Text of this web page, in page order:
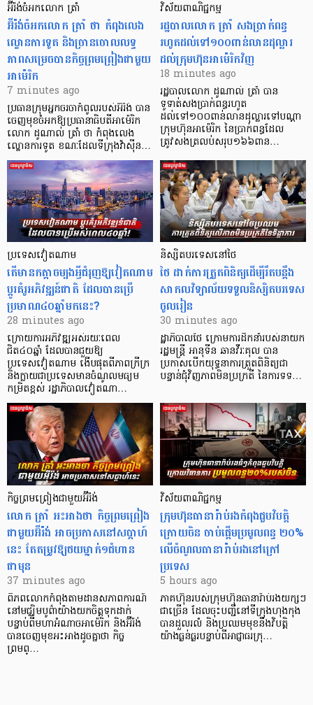
អ៊ីរ៉ង់ចំអកលោក ត្រាំ
អ៊ីរ៉ង់ចំអកលោក ត្រាំ ថា កំពុងលេង
ល្ខោនការទូត និងច្រានចោលលទ្ធ
ភាពសម្រេចបានកិច្ចព្រមព្រៀងជាមួយ
អាម៉េរិក
7 minutes ago
ប្រធានក្រុមអ្នកចរចាកំពូលរបស់អ៊ីរ៉ង់ បាន
ចេញមុខចំអកឱ្យប្រធានាធិបតីអាម៉េរិក
លោក ដូណាល់ ត្រាំ ថា កំពុងលេង
ល្ខោនការទូត ខណៈដែលទីក្រុងវ៉ាស៊ីន…
វិស័យ​ពាណិជ្ជកម្ម
រដ្ឋបាលលោក ត្រាំ សងប្រាក់ពន្ធ
រហូតដល់ទៅ១០០ពាន់លានដុល្លារ
ដល់ក្រុមហ៊ុនអាម៉េរិកវិញ
18 minutes ago
រដ្ឋបាលលោក ដូណាល់ ត្រាំ បាន​
ទូទាត់សងប្រាក់ពន្ធរហូត
ដល់ទៅ១០០ពាន់លានដុល្លារទៅបណ្ដា
ក្រុមហ៊ុនអាម៉េរិក នៃប្រាក់ពន្ធដែល
ត្រូវសងត្រលប់សរុប១៦៦ពាន…
ប្រទេសវៀតណាម
តើមានកត្តាចម្បងអ្វីជំរុញឱ្យវៀតណាម
ប្តូរគំរូអភិវឌ្ឍន៍ជាតិ ដែលបានប្រើ
ប្រមាណ៤០ឆ្នាំមកនេះ?
28 minutes ago
ក្រោយការអភិវឌ្ឍអស់រយៈពេល
ជិត៤០ឆ្នាំ ដែលបានជួយឱ្យ​
ប្រទេសវៀតណាម ងើប​ផុតពីភាពក្រីក្រ
និងក្លាយជាប្រទេសមានចំណូលមធ្យម
កម្រិតខ្ពស់ រដ្ឋាភិបាលវៀតណា…
និស្សិតបរទេសនៅថៃ
ថៃ ដាក់ការត្រួតពិនិត្យ​ដើម្បីរឹតបន្ដឹង
សាកលវិទ្យាល័យទទួលនិស្សិតបរទេស
ចូលរៀន
30 minutes ago
ដ្ឋាភិបាលថៃ ក្រោមការដឹកនាំរបស់នាយក
រដ្ឋមន្ត្រី អានុទីន ឆានវីរៈគុល បាន
ប្រកាសបើកយុទ្ធនាការត្រួតពិនិត្យជា
បន្ទាន់ជុំវិញភាពមិនប្រក្រតី នៃការទទ…
កិច្ចព្រមព្រៀងជាមួយអ៊ីរ៉ង់
លោក ត្រាំ អះអាងថា កិច្ចព្រមព្រៀង
ជាមួយអ៊ីរ៉ង់ អាចប្រកាសនៅសប្តាហ៍
នេះ តែតម្រូវឱ្យថយម្នាក់១ជំហាន
ជាមុន
37 minutes ago
ពិភពលោកកំពុងតាមដានសភាពការណ៍
នៅមជ្ឈិមបូព៌ាយ៉ាងយកចិត្តទុកដាក់
បន្ទាប់ពីមហាអំណាចអាម៉េរិក និងអ៊ីរ៉ង់
បានចេញមុខអះអាងដូចគ្នាថា កិច្ច
ព្រមព្…
វិស័យពាណិជ្ជកម្ម
ក្រុមហ៊ុនធានារ៉ាប់រងកំពុងជួបវិបត្តិ
ក្រោយចិន ចាប់ផ្តើមប្រមូលពន្ធ ២០%
លើចំណូលធានារ៉ាប់រងនៅក្រៅ
ប្រទេស
5 hours ago
ភាគហ៊ុនរបស់ក្រុមហ៊ុនធានារ៉ាប់រងយក្សៗ
ជាច្រើន ដែលចុះបញ្ជីនៅទីក្រុងហុងកុង
បានដួលរលំ និងប្រឈមមុខនឹងវិបត្តិ
យ៉ាងធ្ងន់ធ្ងរបន្ទាប់ពីអាជ្ញាធរក្រុ…